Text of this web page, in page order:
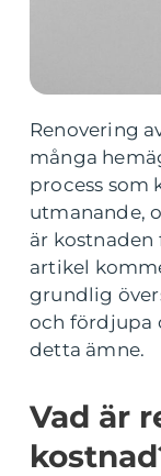
Renovering
många
process som
utmanande,
är kostnaden
artikel
grundlig
och fördjupa
detta ämne.
Vad är